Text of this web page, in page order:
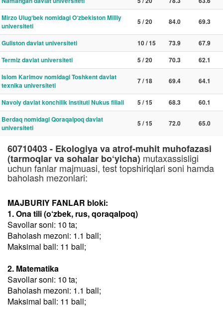
Mirzo Ulug‘bek nomidagi O‘zbekiston Milliy
universiteti
5 / 20 84.0 69.3
Guliston davlat universiteti 10 / 15 73.9
67.9
Termiz davlat universiteti
5 / 20 70.3
62.1
Islom Karimov nomidagi Toshkent davlat
texnika universiteti
7 / 18 69.4 64.1
Navoiy davlat konchilik instituti Nukus filiali 5 / 15 68.3
60.1
Berdaq nomidagi Qoraqalpoq davlat
universiteti
5 / 15 72.0 65.0
60710403 - Ekologiya va atrof-muhit muhofazasi
(tarmoqlar va sohalar bo‘yicha) mutaxassisligi
uchun fanlar majmuasi, test topshiriqlari soni hamda
baholash mezonlari:
MAJBURIY FANLAR bloki:
1. Ona tili (o‘zbek, rus, qoraqalpoq)
Savollar soni: 10 ta;
Baholash mezoni: 1.1 ball;
Maksimal ball: 11 ball;
2. Matematika
Savollar soni: 10 ta;
Baholash mezoni: 1.1 ball;
Maksimal ball: 11 ball;